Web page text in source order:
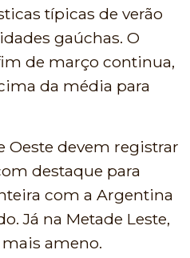
típicas de verão
gaúchas. O
de março continua,
da média para
Oeste devem registrar
destaque para
com a Argentina
Já na Metade Leste,
ameno.